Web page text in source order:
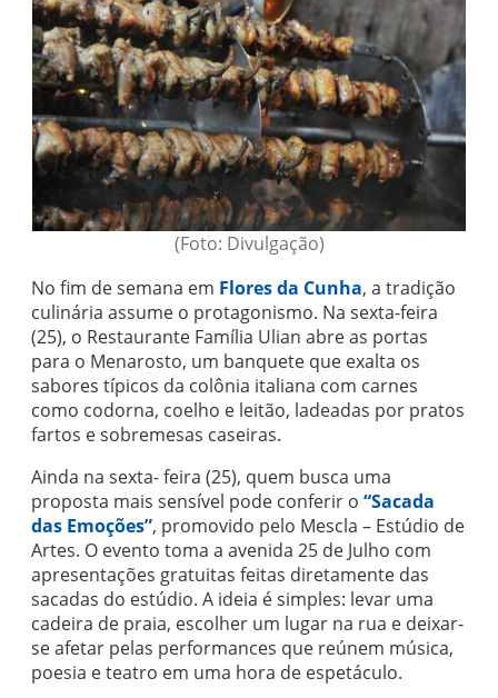
(Foto: Divulgação)
No fim de semana em Flores da Cunha, a tradição
culinária assume o protagonismo. Na sexta-feira
(25), o Restaurante Família Ulian abre as portas
para o Menarosto, um banquete que exalta os
sabores típicos da colônia italiana com carnes
como codorna, coelho e leitão, ladeadas por pratos
fartos e sobremesas caseiras.
Ainda na sexta- feira (25), quem busca uma
proposta mais sensível pode conferir o “Sacada
das Emoções”, promovido pelo Mescla – Estúdio de
Artes. O evento toma a avenida 25 de Julho com
apresentações gratuitas feitas diretamente das
sacadas do estúdio. A ideia é simples: levar uma
cadeira de praia, escolher um lugar na rua e deixar-
se afetar pelas performances que reúnem música,
poesia e teatro em uma hora de espetáculo.